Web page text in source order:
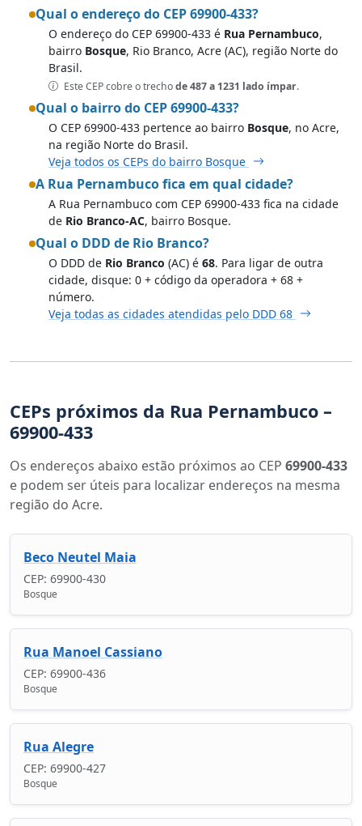
Qual o endereço do CEP 69900-433?
O endereço do CEP 69900-433 é Rua Pernambuco,
bairro Bosque, Rio Branco, Acre (AC), região Norte do
Brasil.
Este CEP cobre o trechode 487 a 1231 lado ímpar.
Qual o bairro do CEP 69900-433?
O CEP 69900-433 pertence ao bairro Bosque, no Acre,
na região Norte do Brasil.
Veja todos os CEPs do bairro Bosque
A Rua Pernambuco fica em qual cidade?
A Rua Pernambuco com CEP 69900-433 fica na cidade
de Rio Branco-AC, bairro Bosque.
Qual o DDD de Rio Branco?
O DDD de Rio Branco (AC) é 68. Para ligar de outra
cidade, disque: 0 + código da operadora + 68 +
número.
Veja todas as cidades atendidas pelo DDD 68
CEPs próximos da Rua Pernambuco –
69900-433
Os endereços abaixo estão próximos ao CEP 69900-433
e podem ser úteis para localizar endereços na mesma
região do Acre.
Beco Neutel Maia
CEP: 69900-430
Bosque
Rua Manoel Cassiano
CEP: 69900-436
Bosque
Rua Alegre
CEP: 69900-427
Bosque